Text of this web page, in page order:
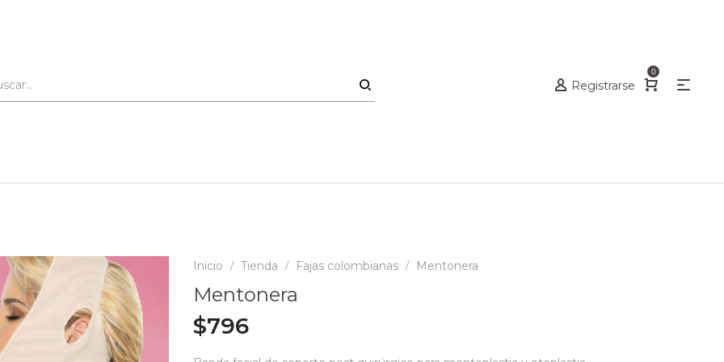
Registrarse
0
Inicio / Tienda / Fajas colombianas / Mentonera
Mentonera
$796